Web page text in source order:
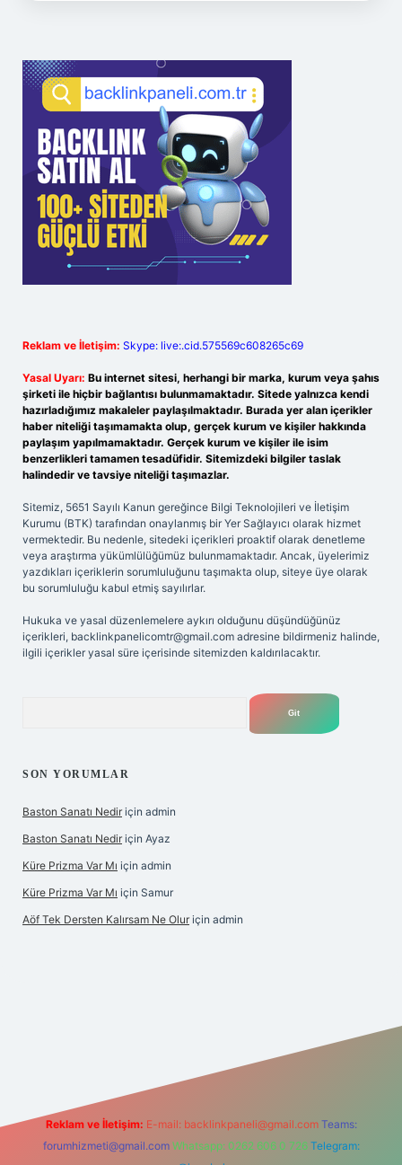
Reklam ve İletişim: Skype: live:.cid.575569c608265c69
Yasal Uyarı: Bu internet sitesi, herhangi bir marka, kurum veya şahıs
şirketi ile hiçbir bağlantısı bulunmamaktadır. Sitede yalnızca kendi
hazırladığımız makaleler paylaşılmaktadır. Burada yer alan içerikler
haber niteliği taşımamakta olup, gerçek kurum ve kişiler hakkında
paylaşım yapılmamaktadır. Gerçek kurum ve kişiler ile isim
benzerlikleri tamamen tesadüfidir. Sitemizdeki bilgiler taslak
halindedir ve tavsiye niteliği taşımazlar.
Sitemiz, 5651 Sayılı Kanun gereğince Bilgi Teknolojileri ve İletişim
Kurumu (BTK) tarafından onaylanmış bir Yer Sağlayıcı olarak hizmet
vermektedir. Bu nedenle, sitedeki içerikleri proaktif olarak denetleme
veya araştırma yükümlülüğümüz bulunmamaktadır. Ancak, üyelerimiz
yazdıkları içeriklerin sorumluluğunu taşımakta olup, siteye üye olarak
bu sorumluluğu kabul etmiş sayılırlar.
Hukuka ve yasal düzenlemelere aykırı olduğunu düşündüğünüz
içerikleri, backlinkpanelicomtr@gmail.com adresine bildirmeniz halinde,
ilgili içerikler yasal süre içerisinde sitemizden kaldırılacaktır.
SON YORUMLAR
Baston Sanatı Nedir için admin
Baston Sanatı Nedir için Ayaz
Küre Prizma Var Mı için admin
Küre Prizma Var Mı için Samur
Aöf Tek Dersten Kalırsam Ne Olur için admin
Reklam ve İletişim: E-mail: backlinkpaneli@gmail.com Teams:
forumhizmeti@gmail.com Whatsapp: 0262 606 0 726 Telegram: